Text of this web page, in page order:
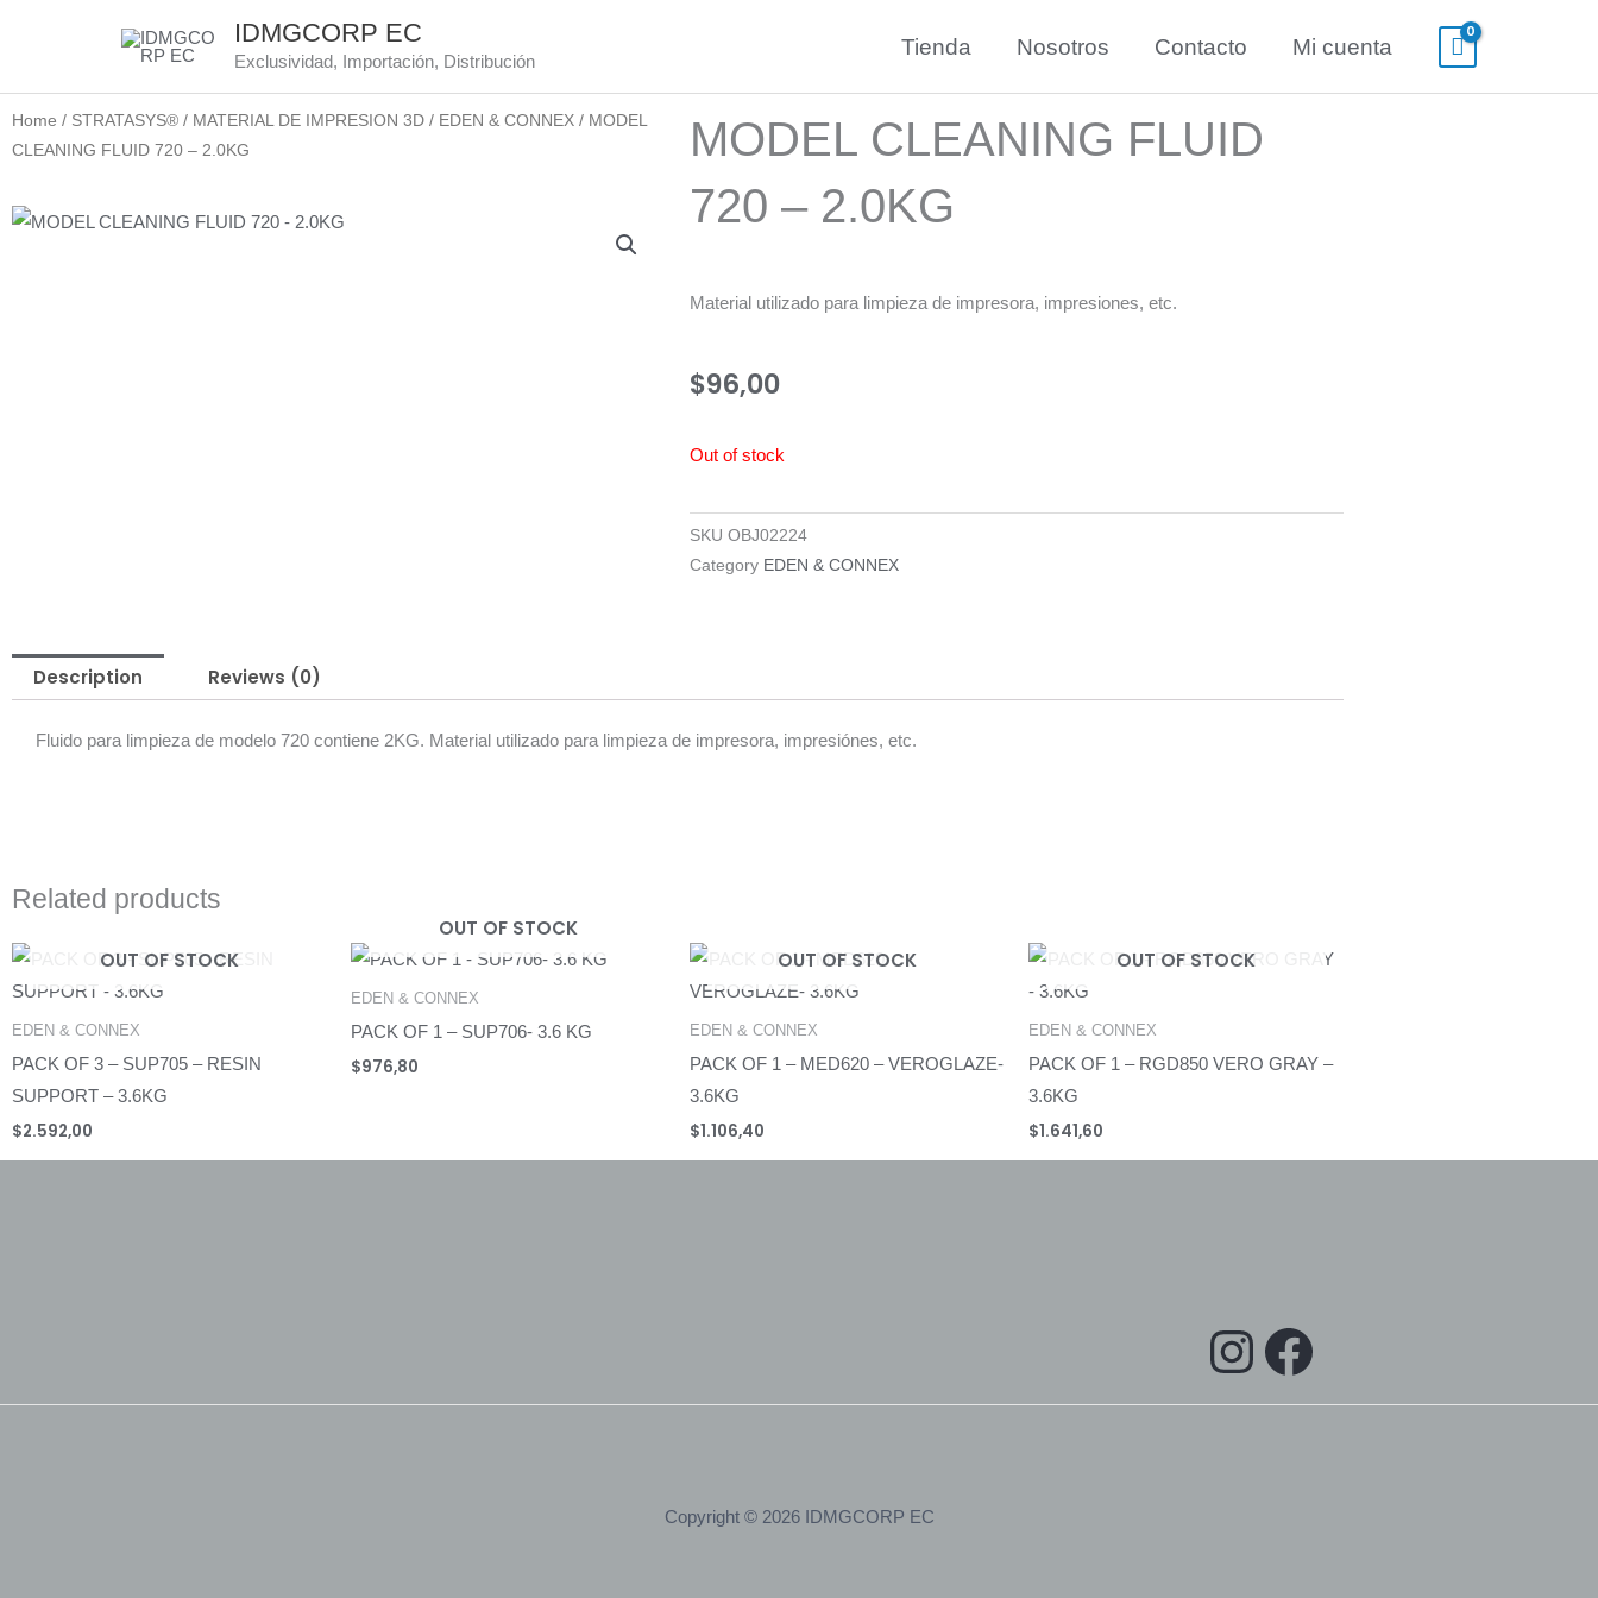
IDMGCORP EC
Exclusividad, Importación, Distribución
Tienda Nosotros Contacto Mi cuenta
Home / STRATASYS® / MATERIAL DE IMPRESION 3D / EDEN & CONNEX / MODEL
CLEANING FLUID 720 – 2.0KG
MODEL CLEANING FLUID
720 – 2.0KG
Material utilizado para limpieza de impresora, impresiones, etc.
$96,00
Out of stock
SKU OBJ02224
Category EDEN & CONNEX
Description Reviews (0)
Fluido para limpieza de modelo 720 contiene 2KG. Material utilizado para limpieza de impresora, impresiónes, etc.
Related products
OUT OF STOCK
EDEN & CONNEX
PACK OF 3 – SUP705 – RESIN
SUPPORT – 3.6KG
$2.592,00
OUT OF STOCK
EDEN & CONNEX
PACK OF 1 – SUP706- 3.6 KG
$976,80
OUT OF STOCK
EDEN & CONNEX
PACK OF 1 – MED620 – VEROGLAZE-
3.6KG
$1.106,40
OUT OF STOCK
EDEN & CONNEX
PACK OF 1 – RGD850 VERO GRAY –
3.6KG
$1.641,60
Copyright © 2026 IDMGCORP EC